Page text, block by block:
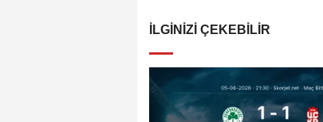
İLGINIZI ÇEKEBILIR